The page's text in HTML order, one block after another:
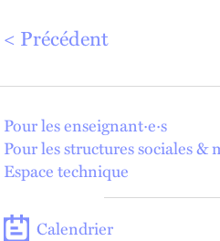
Précédent
Pour les enseignant·e·s
Pour les structures sociales &
Espace technique
Calendrier